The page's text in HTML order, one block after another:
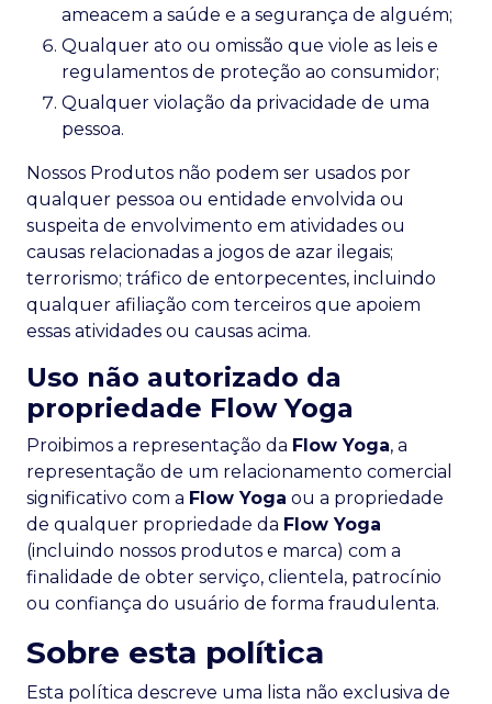
ameacem a saúde e a segurança de alguém;
Qualquer ato ou omissão que viole as leis e
regulamentos de proteção ao consumidor;
Qualquer violação da privacidade de uma
pessoa.
Nossos Produtos não podem ser usados por
qualquer pessoa ou entidade envolvida ou
suspeita de envolvimento em atividades ou
causas relacionadas a jogos de azar ilegais;
terrorismo; tráfico de entorpecentes, incluindo
qualquer afiliação com terceiros que apoiem
essas atividades ou causas acima.
Uso não autorizado da
propriedade Flow Yoga
Proibimos a representação da Flow Yoga, a
representação de um relacionamento comercial
significativo com a Flow Yoga ou a propriedade
de qualquer propriedade da Flow Yoga
(incluindo nossos produtos e marca) com a
finalidade de obter serviço, clientela, patrocínio
ou confiança do usuário de forma fraudulenta.
Sobre esta política
Esta política descreve uma lista não exclusiva de